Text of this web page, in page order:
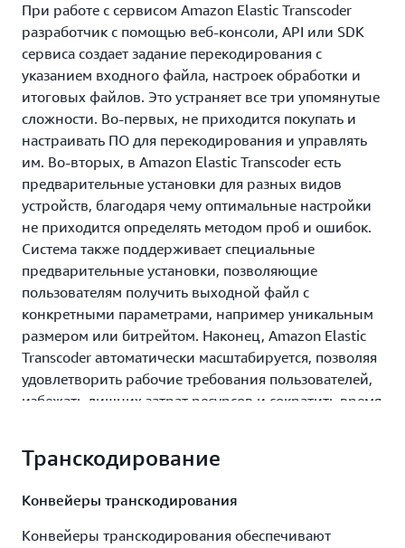
При работе с сервисом Amazon Elastic Transcoder
разработчик с помощью веб‑консоли, API или SDK
сервиса создает задание перекодирования с
указанием входного файла, настроек обработки и
итоговых файлов. Это устраняет все три упомянутые
сложности. Во‑первых, не приходится покупать и
настраивать ПО для перекодирования и управлять
им. Во‑вторых, в Amazon Elastic Transcoder есть
предварительные установки для разных видов
устройств, благодаря чему оптимальные настройки
не приходится определять методом проб и ошибок.
Система также поддерживает специальные
предварительные установки, позволяющие
пользователям получить выходной файл с
конкретными параметрами, например уникальным
размером или битрейтом. Наконец, Amazon Elastic
Transcoder автоматически масштабируется, позволяя
удовлетворить рабочие требования пользователей,
избежать лишних затрат ресурсов и сократить время
файлов и организовать перекодирование с
перекодирования. В этом случае пользователь
настраивает конвейеры для различных сценариев
Транскодирование
Конвейеры транскодирования
Конвейеры транскодирования обеспечивают